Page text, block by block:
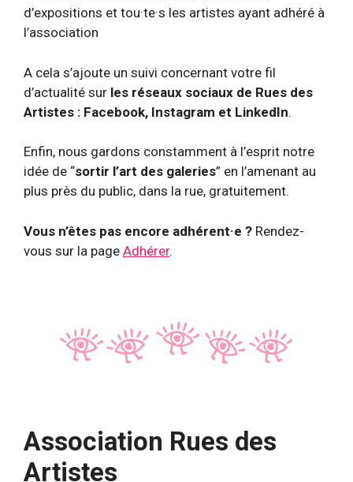
d’expositions et tou·te·s les artistes ayant adhéré à
l’association
A cela s’ajoute un suivi concernant votre fil
d’actualité sur les réseaux sociaux de Rues des
Artistes : Facebook, Instagram et LinkedIn.
Enfin, nous gardons constamment à l’esprit notre
idée de “sortir l’art des galeries” en l’amenant au
plus près du public, dans la rue, gratuitement.
Vous n’êtes pas encore adhérent·e ? Rendez-
vous sur la page Adhérer.
Association Rues des
Artistes